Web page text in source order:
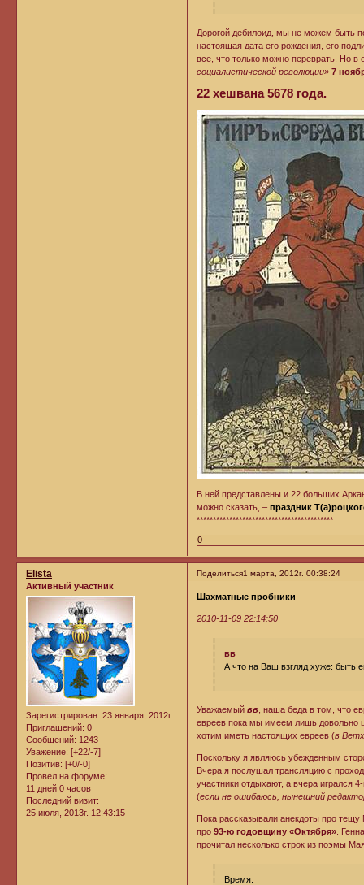
Дорогой дебилоид, мы не можем быть
настоящая дата его рождения, его
все, что только можно переврать. Но
социалистической революции» 7
22 хешвана 5678 года.
В ней представлены и 22 больших
можно сказать, –праздник
******************************************
0
Поделиться1 марта, 2012г. 00:38:24
Elista
Активный участник
Зарегистрирован: 23 января, 2012г.
Приглашений: 0
Сообщений: 1243
Уважение: [+22/-7]
Позитив: [+0/-0]
Провел на форуме:
11 дней 0 часов
Последний визит:
25 июля, 2013г. 12:43:15
Шахматные пробники
2010-11-09 22:14:50
вв
А что на Ваш взгляд хуже: быть
Уважаемыйвв , наша беда в том, что
евреев пока мы имеем лишь довольно
хотим иметь настоящих евреев (в
Поскольку я являюсь убежденным
Вчера я послушал трансляцию с
участники отдыхают, а вчера игрался
(если не ошибаюсь, нынешний
Пока рассказывали анекдоты про
про93-ю годовщину «Октября» .
прочитал несколько строк из поэмы
Время.